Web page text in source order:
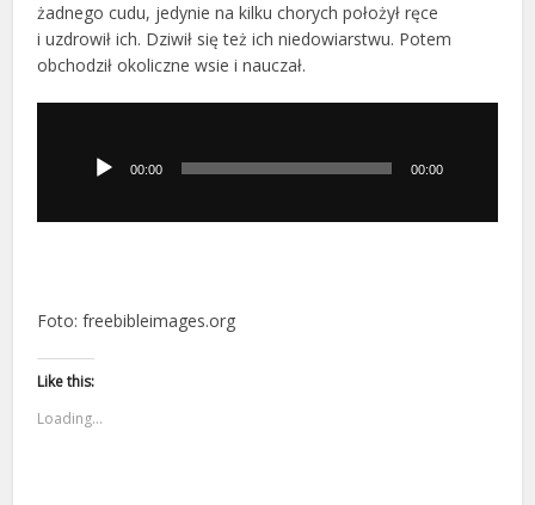
żadnego cudu, jedynie na kilku chorych położył ręce
i uzdrowił ich. Dziwił się też ich niedowiarstwu. Potem
obchodził okoliczne wsie i nauczał.
dźwiękowych00:00 00:00
Foto: freebibleimages.org
Like this:
Loading...